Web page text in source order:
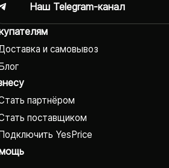
и самовывоз
партнёром
поставщиком
YesPrice
Наш Telegram-канал